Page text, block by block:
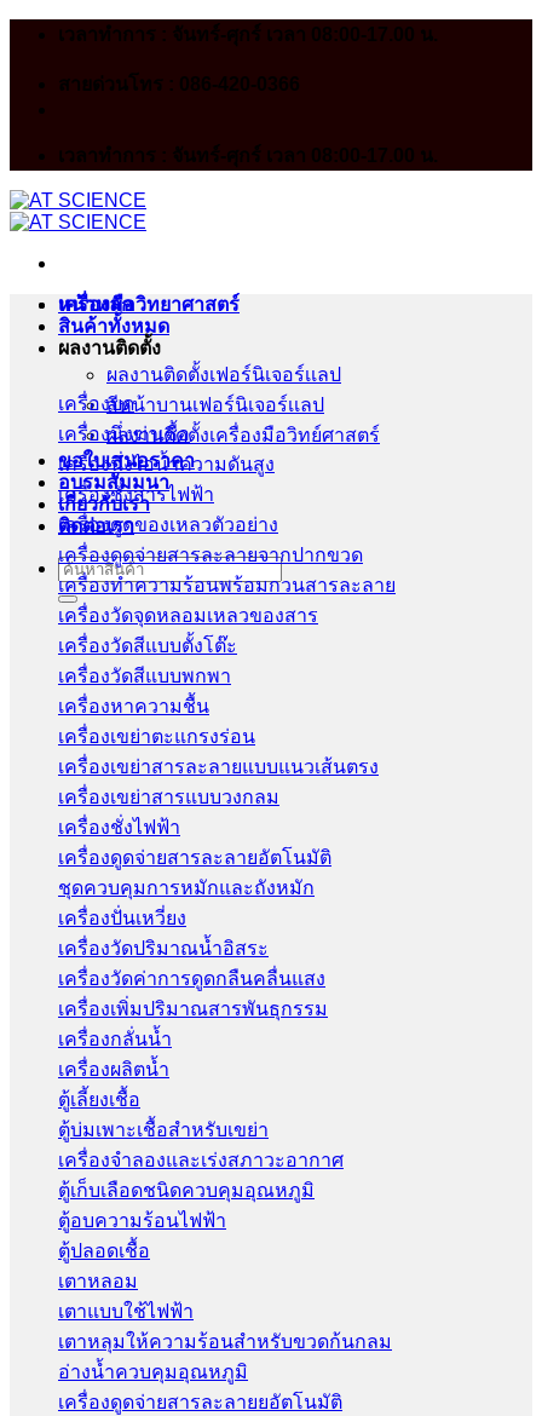
Skip
เวลาทำการ : จันทร์-ศุกร์ เวลา 08:00-17.00 น.
สายด่วนโทร : 086-420-0366
เวลาทำการ : จันทร์-ศุกร์ เวลา 08:00-17.00 น.
หน้าหลัก
สินค้าทั้งหมด
ผลงานติดตั้ง
ผลงานติดตั้งเฟอร์นิเจอร์เเลป
สีหน้าบานเฟอร์นิเจอร์เเลป
ผลงานติดตั้งเครื่องมือวิทย์ศาสตร์
ขอใบเสนอราคา
อบรมสัมมนา
เกี่ยวกับเรา
ติดต่อเรา
Search
for:
เครื่องมือวิทยาศาสตร์
เครื่องบด
เครื่องนึ่งฆ่าเชื้อ
เครื่องนึ่งไอน้ำความดันสูง
เครื่องชั่งสารไฟฟ้า
เครื่องดูดของเหลวตัวอย่าง
เครื่องดูดจ่ายสารละลายจากปากขวด
เครื่องทำความร้อนพร้อมกวนสารละลาย
เครื่องวัดจุดหลอมเหลวของสาร
เครื่องวัดสีแบบตั้งโต๊ะ
เครื่องวัดสีแบบพกพา
เครื่องหาความชื้น
เครื่องเขย่าตะแกรงร่อน
เครื่องเขย่าสารละลายแบบแนวเส้นตรง
เครื่องเขย่าสารแบบวงกลม
เครื่องชั่งไฟฟ้า
เครื่องดูดจ่ายสารละลายอัตโนมัติ
ชุดควบคุมการหมักและถังหมัก
เครื่องปั่นเหวี่ยง
เครื่องวัดปริมาณน้ำอิสระ
เครื่องวัดค่าการดูดกลืนคลื่นแสง
เครื่องเพิ่มปริมาณสารพันธุกรรม
เครื่องกลั่นน้ำ
เครื่องผลิตน้ำ
ตู้เลี้ยงเชื้อ
ตู้บ่มเพาะเชื้อสำหรับเขย่า
เครื่องจำลองและเร่งสภาวะอากาศ
ตู้เก็บเลือดชนิดควบคุมอุณหภูมิ
ตู้อบความร้อนไฟฟ้า
ตู้ปลอดเชื้อ
เตาหลอม
เตาแบบใช้ไฟฟ้า
เตาหลุมให้ความร้อนสำหรับขวดก้นกลม
อ่างน้ำควบคุมอุณหภูมิ
เครื่องดูดจ่ายสารละลายยอัตโนมัติ